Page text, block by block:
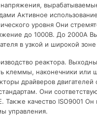
Активное
уровня Они
до 1000В. До 2000А
в узкой и широкой зоне
реактора.
клеммы, наконечники или
драйверов двигателей
Они
Также качество ISO9001 Он
управления.